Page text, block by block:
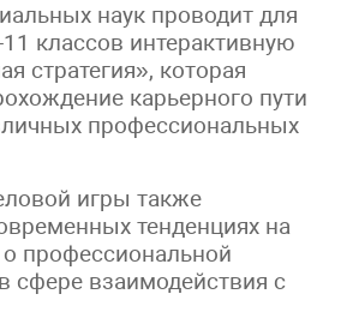
наук проводит для
классов интерактивную
стратегия», которая
карьерного пути
профессиональных
игры также
тенденциях на
профессиональной
сфере взаимодействия с